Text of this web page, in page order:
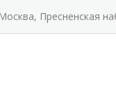
Пресненская